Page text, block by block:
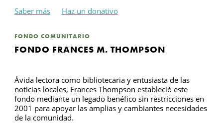
Saber más Haz un donativo
FONDO COMUNITARIO
FONDO FRANCES M. THOMPSON
Ávida lectora como bibliotecaria y entusiasta de las
noticias locales, Frances Thompson estableció este
fondo mediante un legado benéfico sin restricciones en
2001 para apoyar las amplias y cambiantes necesidades
de la comunidad.